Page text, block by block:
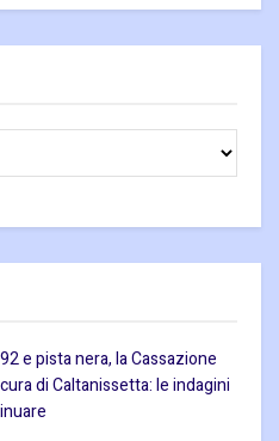
e pista nera, la Cassazione
di Caltanissetta: le indagini